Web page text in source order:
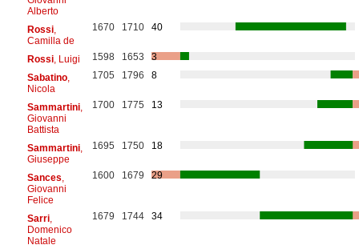
Alberto
Rossi,
Camilla de
1670 1710 40
Rossi, Luigi 1598 1653
3
Sabatino,
Nicola
1705 1796 8
Sammartini,
Giovanni
Battista
1700 1775 13
Sammartini,
Giuseppe
1695 1750 18
Sances
Giovanni
Felice
1600 1679 29
Sarri,
Domenico
Natale
1679 1744 34